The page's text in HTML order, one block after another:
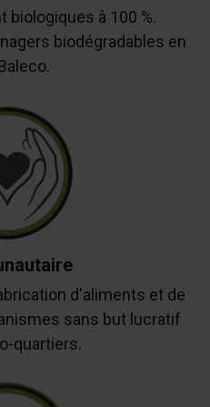
à 100 %.
biodégradables en
d'aliments et de
sans but lucratif
quartiers.